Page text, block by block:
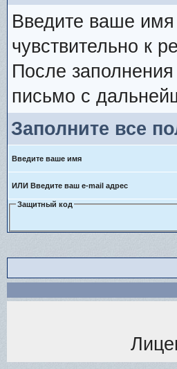
Введите ваше
чувствительно к
После
письмо с
Заполните все
Введите ваше имя
ИЛИ Введите ваш e-mail адрес
Защитный код